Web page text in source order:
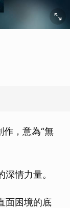
作，意為“無
情力量。
面困境的底